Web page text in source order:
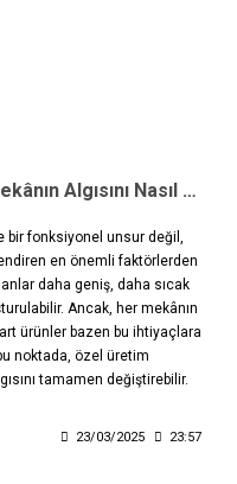
Özel Üretim Aydınlatma ile Mekânın Algısını Nasıl Değiştirebilirsiniz?
bir fonksiyonel unsur değil,
en önemli faktörlerden
daha geniş, daha sıcak
Ancak, her mekânın
ürünler bazen bu ihtiyaçlara
noktada, özel üretim
tamamen değiştirebilir.
23/03/2025 23:57